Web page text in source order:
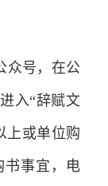
众号，在公
入“辞赋文
上或单位购
书事宜，电